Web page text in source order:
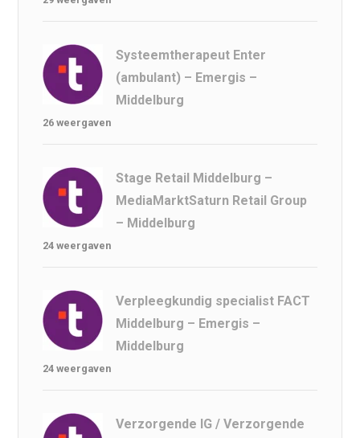
Systeemtherapeut Enter
(ambulant) – Emergis –
Middelburg
26 weergaven
Stage Retail Middelburg –
MediaMarktSaturn Retail Group
– Middelburg
24 weergaven
Verpleegkundig specialist FACT
Middelburg – Emergis –
Middelburg
24 weergaven
Verzorgende IG / Verzorgende